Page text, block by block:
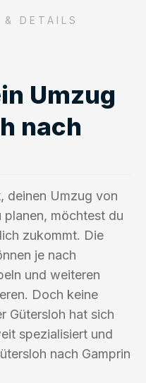
DETAILS
Umzug
nach
deinen Umzug von
planen, möchtest du
zukommt. Die
je nach
und weiteren
Doch keine
Gütersloh hat sich
spezialisiert und
nach Gamprin